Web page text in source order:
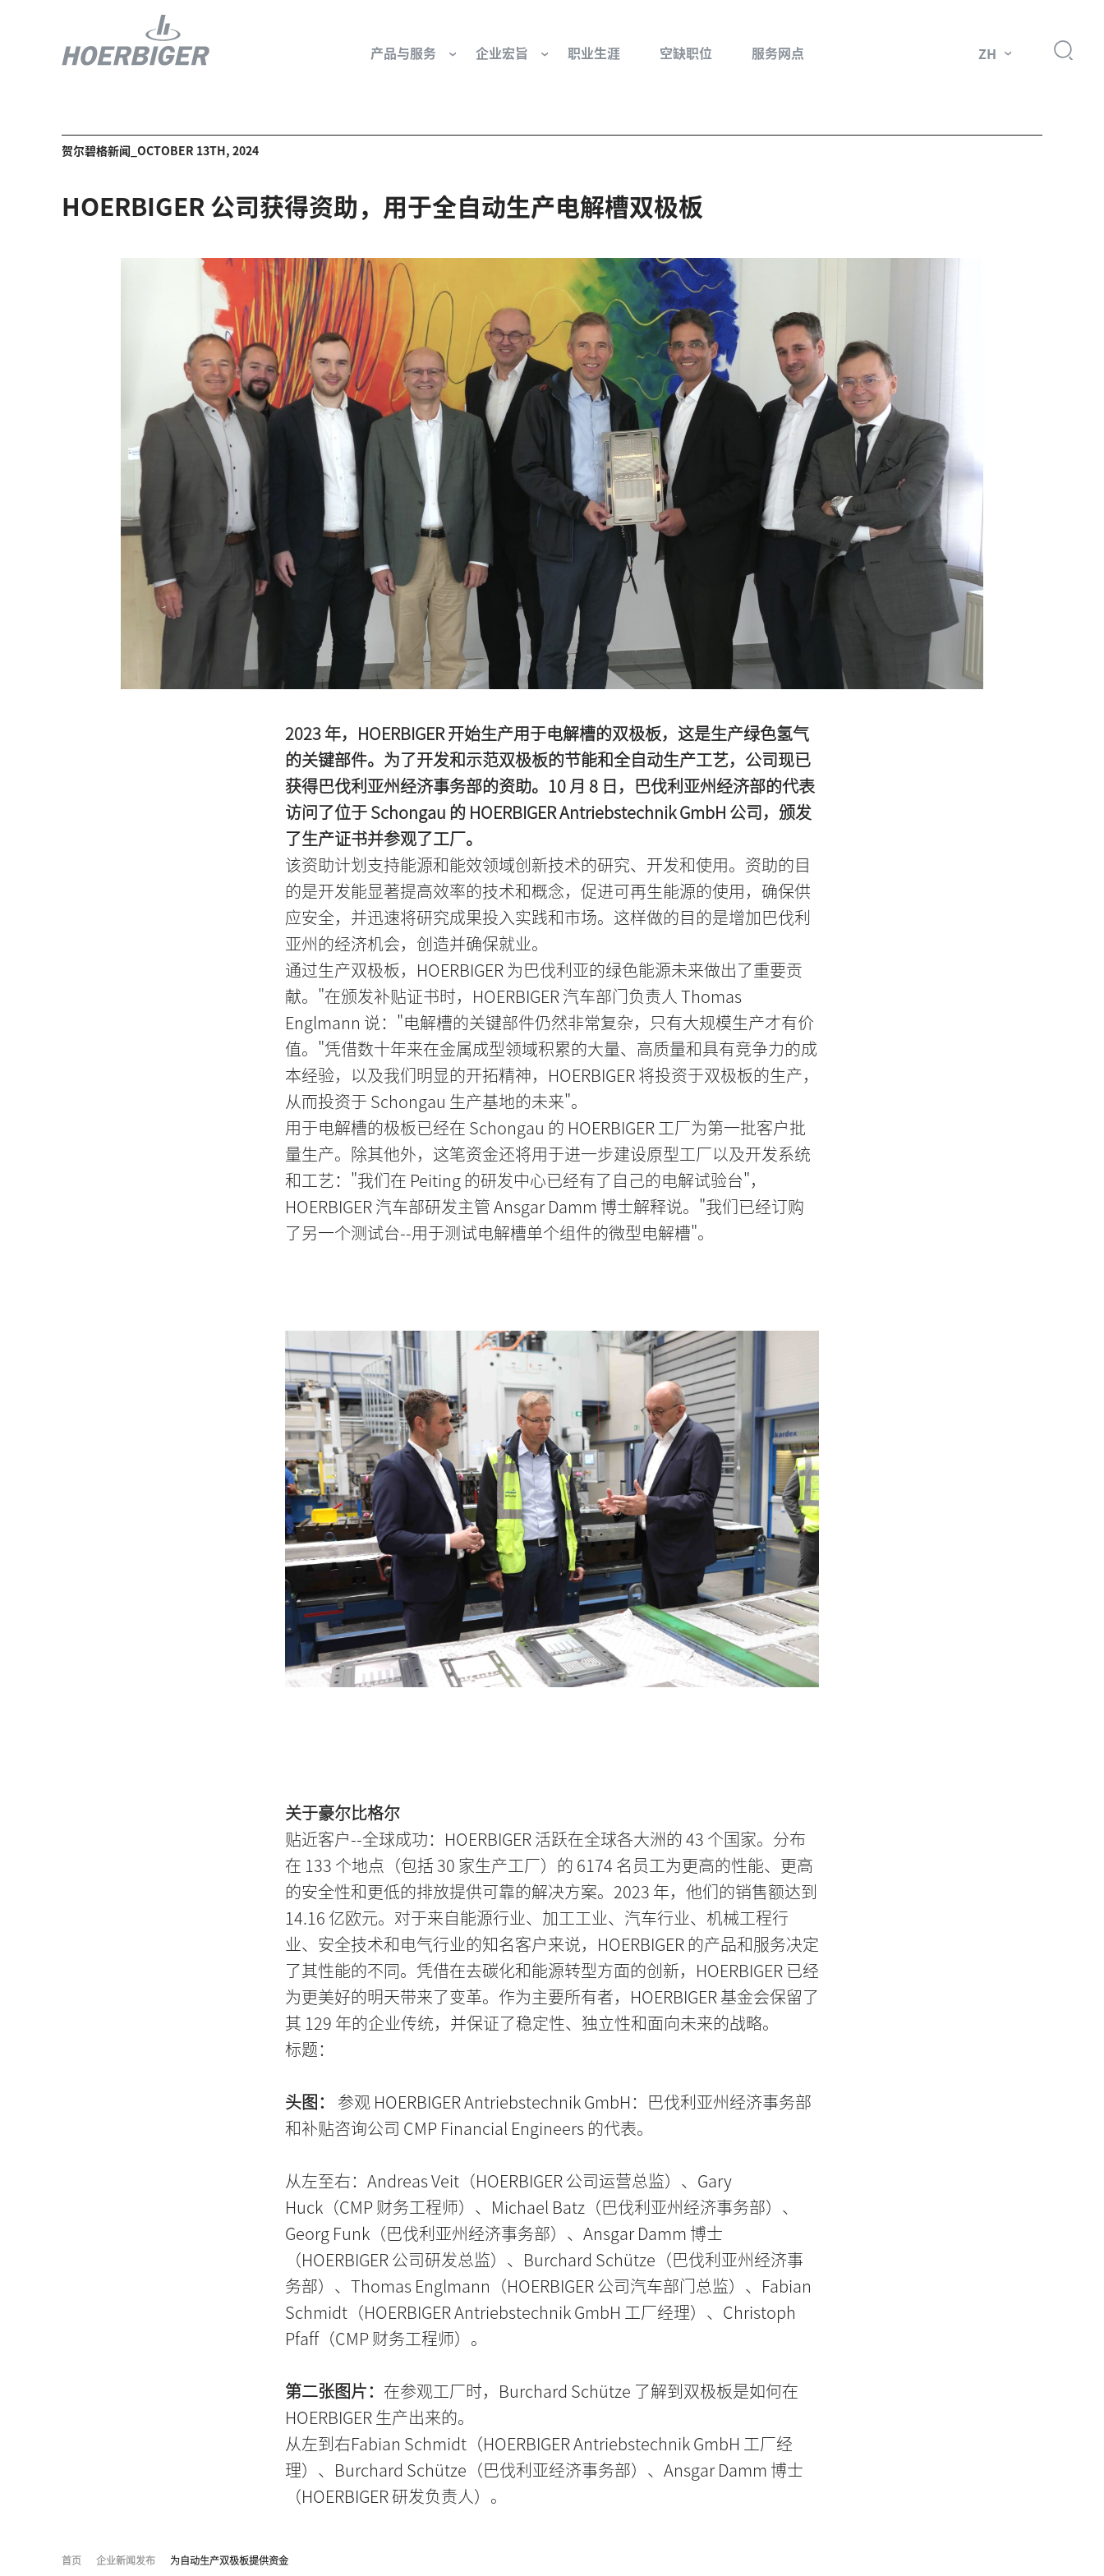
产品与服务
流体控制
燃气发动机部件
防爆产品和服务
行业 - 我们的核心市场
企业宏旨
组织与董事会
我们的起源
职业生涯 空缺职位 服务网点 ZH
贺尔碧格新闻_OCTOBER 13TH, 2024
HOERBIGER 公司获得资助，用于全自动生产电解槽双极板
2023 年，HOERBIGER 开始生产用于电解槽的双极板，这是生产绿色氢气
的关键部件。为了开发和示范双极板的节能和全自动生产工艺，公司现已
获得巴伐利亚州经济事务部的资助。10 月 8 日，巴伐利亚州经济部的代表
访问了位于 Schongau 的 HOERBIGER Antriebstechnik GmbH 公司，颁发
了生产证书并参观了工厂。
该资助计划支持能源和能效领域创新技术的研究、开发和使用。资助的目
的是开发能显著提高效率的技术和概念，促进可再生能源的使用，确保供
应安全，并迅速将研究成果投入实践和市场。这样做的目的是增加巴伐利
亚州的经济机会，创造并确保就业。
通过生产双极板，HOERBIGER 为巴伐利亚的绿色能源未来做出了重要贡
献。"在颁发补贴证书时，HOERBIGER 汽车部门负责人 Thomas
Englmann 说："电解槽的关键部件仍然非常复杂，只有大规模生产才有价
值。"凭借数十年来在金属成型领域积累的大量、高质量和具有竞争力的成
本经验，以及我们明显的开拓精神，HOERBIGER 将投资于双极板的生产，
从而投资于 Schongau 生产基地的未来"。
用于电解槽的极板已经在 Schongau 的 HOERBIGER 工厂为第一批客户批
量生产。除其他外，这笔资金还将用于进一步建设原型工厂以及开发系统
和工艺："我们在 Peiting 的研发中心已经有了自己的电解试验台"，
HOERBIGER 汽车部研发主管 Ansgar Damm 博士解释说。"我们已经订购
了另一个测试台--用于测试电解槽单个组件的微型电解槽"。
关于豪尔比格尔
贴近客户--全球成功：HOERBIGER 活跃在全球各大洲的 43 个国家。分布
在 133 个地点（包括 30 家生产工厂）的 6174 名员工为更高的性能、更高
的安全性和更低的排放提供可靠的解决方案。2023 年，他们的销售额达到
14.16 亿欧元。对于来自能源行业、加工工业、汽车行业、机械工程行
业、安全技术和电气行业的知名客户来说，HOERBIGER 的产品和服务决定
了其性能的不同。凭借在去碳化和能源转型方面的创新，HOERBIGER 已经
为更美好的明天带来了变革。作为主要所有者，HOERBIGER 基金会保留了
其 129 年的企业传统，并保证了稳定性、独立性和面向未来的战略。
标题：
头图： 参观 HOERBIGER Antriebstechnik GmbH：巴伐利亚州经济事务部
和补贴咨询公司 CMP Financial Engineers 的代表。
从左至右：Andreas Veit（HOERBIGER 公司运营总监）、Gary
Huck（CMP 财务工程师）、Michael Batz（巴伐利亚州经济事务部）、
Georg Funk（巴伐利亚州经济事务部）、Ansgar Damm 博士
（HOERBIGER 公司研发总监）、Burchard Schütze（巴伐利亚州经济事
务部）、Thomas Englmann（HOERBIGER 公司汽车部门总监）、Fabian
Schmidt（HOERBIGER Antriebstechnik GmbH 工厂经理）、Christoph
Pfaff（CMP 财务工程师）。
第二张图片： 在参观工厂时，Burchard Schütze 了解到双极板是如何在
HOERBIGER 生产出来的。
从左到右Fabian Schmidt（HOERBIGER Antriebstechnik GmbH 工厂经
理）、Burchard Schütze（巴伐利亚经济事务部）、Ansgar Damm 博士
（HOERBIGER 研发负责人）。
首页 企业新闻发布 为自动生产双极板提供资金